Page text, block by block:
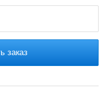
заказ